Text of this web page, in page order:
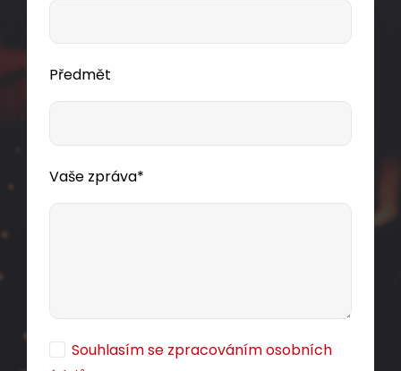
Předmět
Vaše zpráva*
Souhlasím se zpracováním osobních